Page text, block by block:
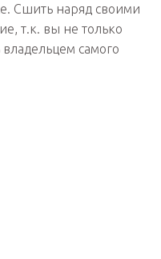
Сшить наряд своими
т.к. вы не только
самого